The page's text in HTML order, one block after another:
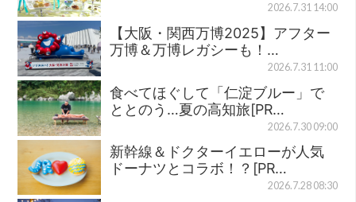
2026.7.31 14:00
【大阪・関西万博2025】アフター
万博＆万博レガシーも！…
2026.7.31 11:00
食べてほぐして「仁淀ブルー」で
ととのう…夏の高知旅[PR…
2026.7.30 09:00
新幹線＆ドクターイエローが人気
ドーナツとコラボ！？[PR…
2026.7.28 08:30